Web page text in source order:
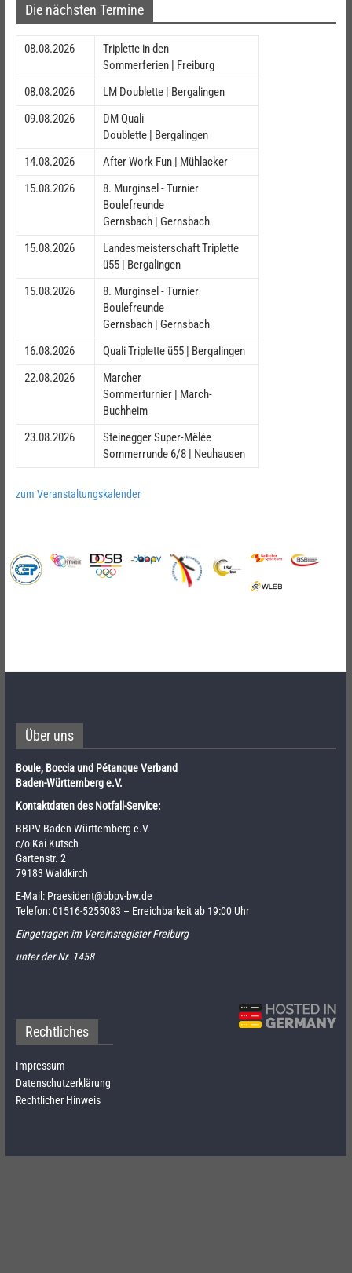
Die nächsten Termine
08.08.2026
Triplette in den
Sommerferien | Freiburg
08.08.2026
LM Doublette | Bergalingen
09.08.2026
DM Quali
Doublette | Bergalingen
14.08.2026
After Work Fun | Mühlacker
15.08.2026
8. Murginsel - Turnier
Boulefreunde
Gernsbach | Gernsbach
15.08.2026
Landesmeisterschaft Triplette
ü55 | Bergalingen
15.08.2026
8. Murginsel - Turnier
Boulefreunde
Gernsbach | Gernsbach
16.08.2026
Quali Triplette ü55 | Bergalingen
22.08.2026
Marcher
Sommerturnier | March-
Buchheim
23.08.2026
Steinegger Super-Mêlée
Sommerrunde 6/8 | Neuhausen
zum Veranstaltungskalender
Über uns
Boule, Boccia und Pétanque Verband
Baden-Württemberg e.V.
Kontaktdaten des Notfall-Service:
BBPV Baden-Württemberg e.V.
c/o Kai Kutsch
Gartenstr. 2
79183 Waldkirch
E-Mail: Praesident@bbpv-bw.de
Telefon:01516-5255083 – Erreichbarkeit ab 19:00 Uhr
Eingetragen im Vereinsregister Freiburg
unter der Nr. 1458
Rechtliches
Impressum
Datenschutzerklärung
Rechtlicher Hinweis